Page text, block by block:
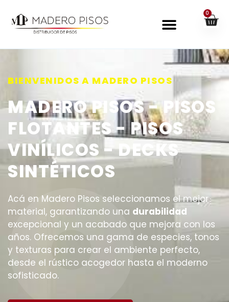
0
BIENVENIDOS A MADERO PISOS
MADERO PISOS - PISOS
FLOTANTES - PISOS
VINÍLICOS - DECKS
SINTÉTICOS
Acá en Madero Pisos seleccionamos el mejor
material, garantizando una durabilidad
excepcional y un acabado que mejora con los
años. Ofrecemos una gama de especies, tonos
y texturas para crear el ambiente perfecto,
desde el rústico acogedor hasta el moderno
sofisticado.